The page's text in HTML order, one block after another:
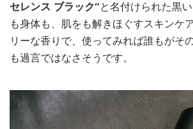
セレンス ブラック”と名付けられた黒
も身体も、肌をも解きほぐすスキンケ
リーな香りで、使ってみれば誰もがそ
も過言ではなさそうです。